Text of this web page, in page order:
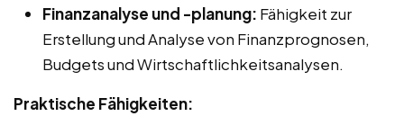
Finanzanalyse und -planung: Fähigkeit zur
Erstellung und Analyse von Finanzprognosen,
Budgets und Wirtschaftlichkeitsanalysen.
Praktische Fähigkeiten: